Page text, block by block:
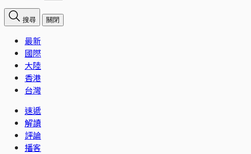
搜尋 關閉
最新
國際
大陸
香港
台灣
速遞
解讀
評論
播客